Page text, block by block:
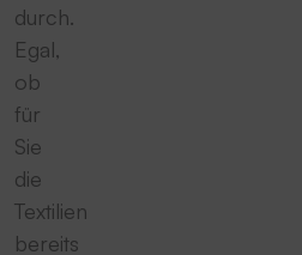
durch.
Egal,
ob
für
Sie
die
Textilien
bereits